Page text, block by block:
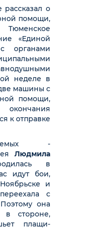
о
помощи,
«Единой
органами
неделе в
машины с
помощи,
к отправке
-
Людмила
в
идут бои,
и
с
она
в стороне,
плащи-